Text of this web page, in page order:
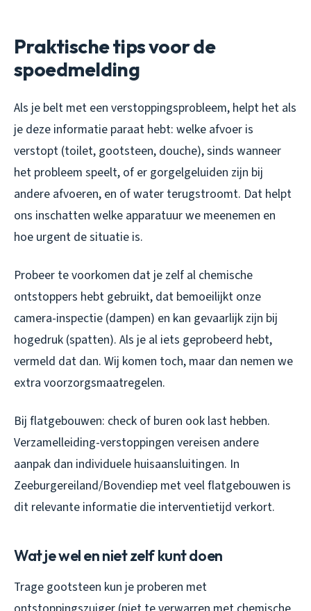
Praktische tips voor de
spoedmelding
Als je belt met een verstoppingsprobleem, helpt het als
je deze informatie paraat hebt: welke afvoer is
verstopt (toilet, gootsteen, douche), sinds wanneer
het probleem speelt, of er gorgelgeluiden zijn bij
andere afvoeren, en of water terugstroomt. Dat helpt
ons inschatten welke apparatuur we meenemen en
hoe urgent de situatie is.
Probeer te voorkomen dat je zelf al chemische
ontstoppers hebt gebruikt, dat bemoeilijkt onze
camera-inspectie (dampen) en kan gevaarlijk zijn bij
hogedruk (spatten). Als je al iets geprobeerd hebt,
vermeld dat dan. Wij komen toch, maar dan nemen we
extra voorzorgsmaatregelen.
Bij flatgebouwen: check of buren ook last hebben.
Verzamelleiding-verstoppingen vereisen andere
aanpak dan individuele huisaansluitingen. In
Zeeburgereiland/Bovendiep met veel flatgebouwen is
dit relevante informatie die interventietijd verkort.
Wat je wel en niet zelf kunt doen
Trage gootsteen kun je proberen met